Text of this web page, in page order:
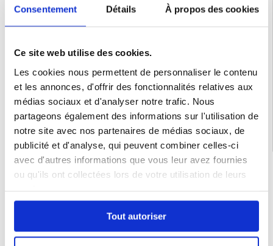
Consentement Détails À propos des cookies
Ce site web utilise des cookies.
Les cookies nous permettent de personnaliser le contenu
et les annonces, d'offrir des fonctionnalités relatives aux
médias sociaux et d'analyser notre trafic. Nous
partageons également des informations sur l'utilisation de
notre site avec nos partenaires de médias sociaux, de
publicité et d'analyse, qui peuvent combiner celles-ci
avec d'autres informations que vous leur avez fournies
ou qu'ils ont collectées lors de votre utilisation de leurs
Tout autoriser
- Ce câble Type-C Samsung de haute qualité mesure 1.8m de long
EAN: 8596311192210
Catégories associées:
Accessoires iPad et accessoires tablette ,
Coque &
Accessoires tablette,Chargeur iPad et tablette,Chargeur tablette Samsung,
Samsung USB-C Adaptateur & Câble